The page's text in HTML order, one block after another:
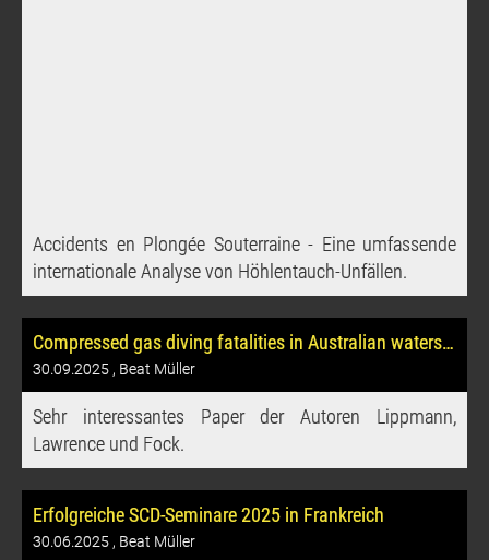
Accidents en Plongée Souterraine - Eine umfassende
internationale Analyse von Höhlentauch-Unfällen.
Compressed gas diving fatalities in Australian waters 2014-2018
30.09.2025 , Beat Müller
Sehr interessantes Paper der Autoren Lippmann,
Lawrence und Fock.
Erfolgreiche SCD-Seminare 2025 in Frankreich
30.06.2025 , Beat Müller